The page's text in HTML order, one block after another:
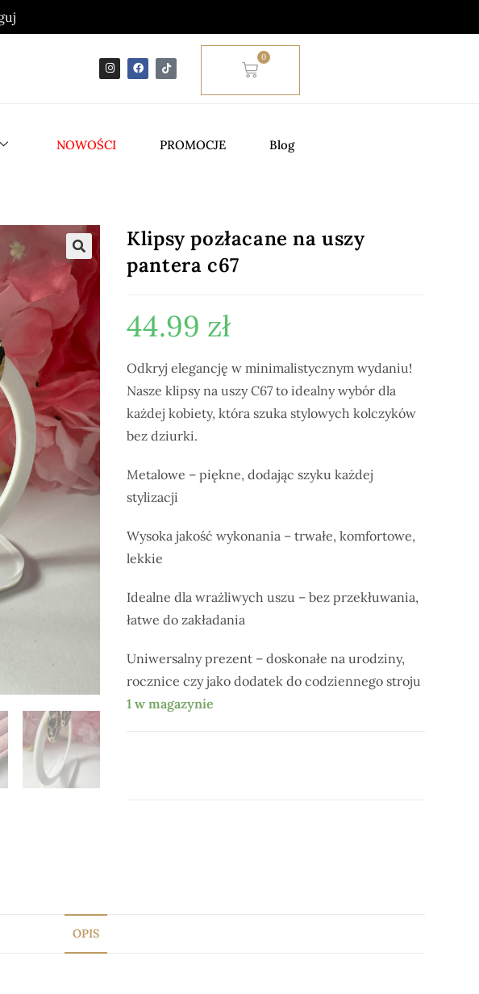
0
NOWOŚCI PROMOCJE Blog
Klipsy pozłacane na uszy
pantera c67
44.99 zł
Odkryj elegancję w minimalistycznym wydaniu!
Nasze klipsy na uszy C67 to idealny wybór dla
każdej kobiety, która szuka stylowych kolczyków
bez dziurki.
Metalowe – piękne, dodając szyku każdej
stylizacji
Wysoka jakość wykonania – trwałe, komfortowe,
lekkie
Idealne dla wrażliwych uszu – bez przekłuwania,
łatwe do zakładania
Uniwersalny prezent – doskonałe na urodziny,
rocznice czy jako dodatek do codziennego stroju
1 w magazynie
OPIS